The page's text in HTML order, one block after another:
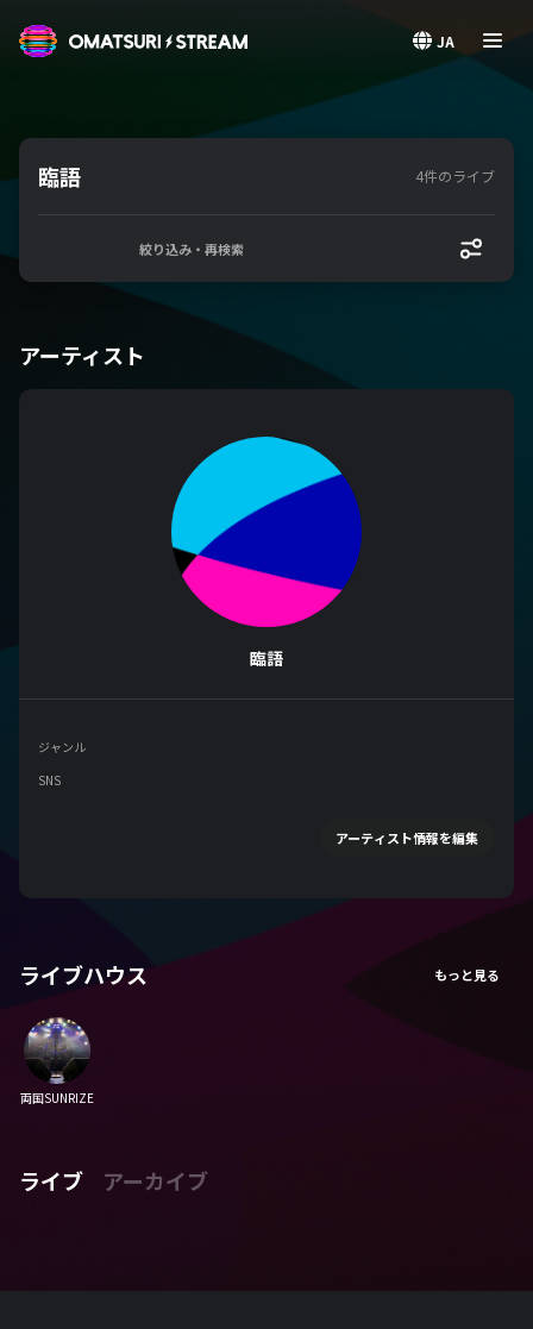
JA
臨語 4件のライブ
絞り込み・再検索
アーティスト
臨語
ジャンル
SNS
アーティスト情報を編集
ライブハウス
両国SUNRIZE
ライブ アーカイブ